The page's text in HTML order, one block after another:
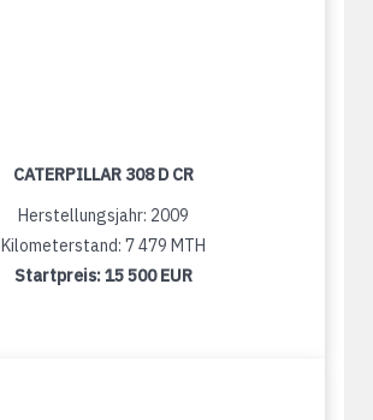
CATERPILLAR 308 D CR
Herstellungsjahr: 2009
Kilometerstand: 7 479 MTH
Startpreis:15 500 EUR